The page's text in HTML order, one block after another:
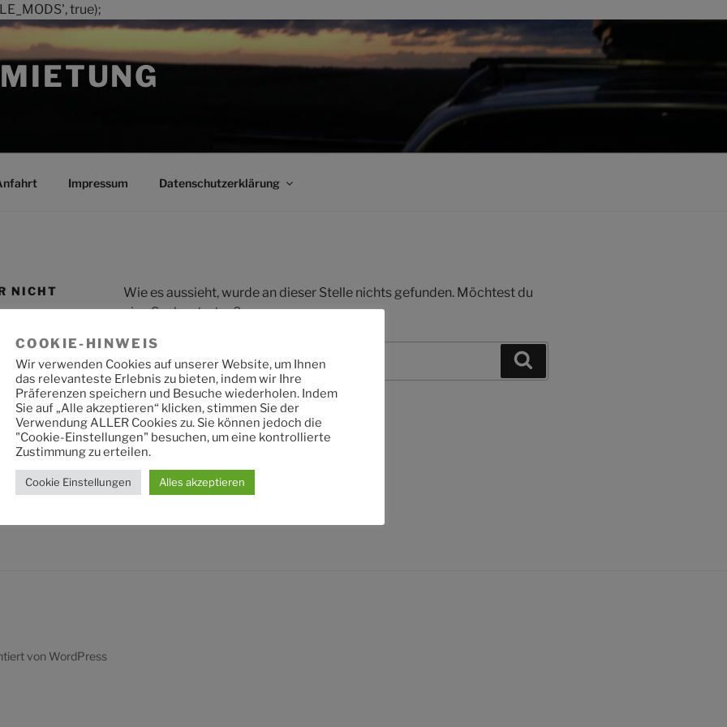
true);
Impressum Datenschutzerklärung
NICHT
Wie es aussieht, wurde an dieser Stelle nichts gefunden. Möchtest du
eine Suche starten?
Suche
nach:
von WordPress
COOKIE-HINWEIS
Wir verwenden Cookies auf unserer Website, um Ihnen
das relevanteste Erlebnis zu bieten, indem wir Ihre
Präferenzen speichern und Besuche wiederholen. Indem
Sie auf „Alle akzeptieren“ klicken, stimmen Sie der
Verwendung ALLER Cookies zu. Sie können jedoch die
"Cookie-Einstellungen" besuchen, um eine kontrollierte
Zustimmung zu erteilen.
Cookie Einstellungen Alles akzeptieren